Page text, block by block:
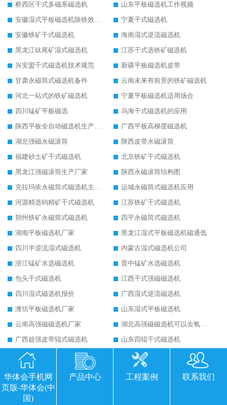
桥西区干式多磁系磁选机
山东平板磁选机工作视频
安徽湿式平板磁选机除铁效果怎么样
宁夏干式磁选机
安徽铁矿干式磁选机
海南湿式逆流磁选机
黑龙江钛尾矿湿式磁选机
江苏干式选铁矿磁选机
兴安盟干式磁选机技术规范
新疆平板磁选机皮带
甘肃永磁筒式磁选机备件
云南未来有前景的铁矿磁选机
河北一站式的铁矿磁选机
宁夏平板磁选机适用场合
四川锰矿平板磁选
乌海干式磁选机的应用
陕西平板全自动磁选机生产厂家
广西平板高梯度磁选机
湖北强磁永磁滚筒
陕西皮带永磁滚筒
福建砂土矿干式磁选机
北京铁矿干式磁选机
黑龙江强磁滚筒生产厂家
陕西永磁滚筒结构图
克拉玛依永磁筒式磁选机主要技术参数
运城永磁筒式磁选机应用
河源精选钨精矿干式磁选机
江苏铁矿干式磁选机
朔州铁矿永磁筒式磁选机
四平永磁筒式磁选机
湖南平板磁选机厂家
黑龙江湿式平板磁选机磁通低
四川半逆流湿式磁选机
内蒙古湿式磁选机公司
浙江锰矿水选磁选机
晋中锰矿水选磁选机
包头干式磁选机
江西干式强磁磁选机
四川湿式磁选机报价
广西湿式逆流磁选机
潍坊平板磁选机厂家
山东湿式平板磁选机
云南高强磁磁选机厂家
湖北高强磁磁选机可以去氧化铝
广西超强皮带辊式磁选机
山东四辊干式磁选机
广西铁矿干式磁选机
西宁干式永磁筒式弱磁场磁选机结构图
海南强磁平板磁选机
宁夏平板磁选机工作视频
河南开封湿式磁选机
福建优质河沙磁选机
华体会手机网
页版-华体会(中
国)
产品中心 工程案例 联系我们